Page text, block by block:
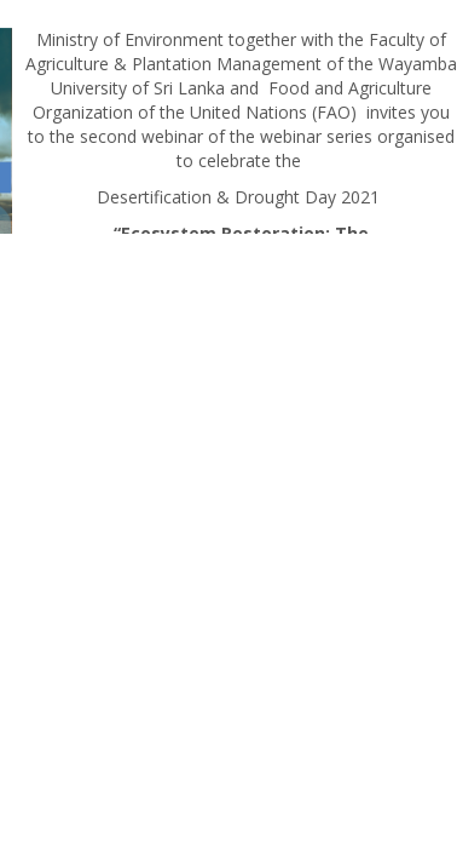
Ministry of Environment together with the Faculty of
Agriculture & Plantation Management of the Wayamba
University of Sri Lanka and Food and Agriculture
Organization of the United Nations (FAO) invites you
to the second webinar of the webinar series organised
to celebrate the
Desertification & Drought Day 2021
“Ecosystem Restoration: The